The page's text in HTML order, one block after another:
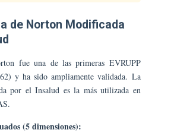
de Norton Modificada
fue una de las primeras EVRUPP
y ha sido ampliamente validada. La
por el Insalud es la más utilizada en
(5 dimensiones):